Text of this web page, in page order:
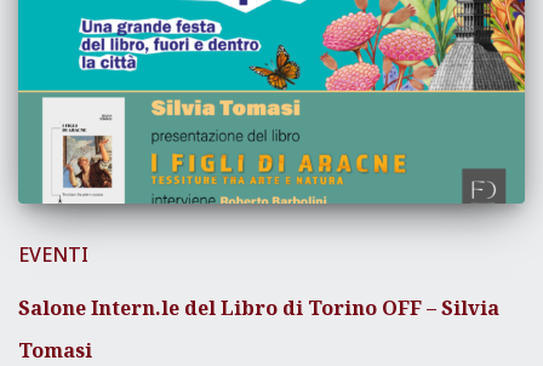
EVENTI
Salone Intern.le del Libro di Torino OFF – Silvia
Tomasi